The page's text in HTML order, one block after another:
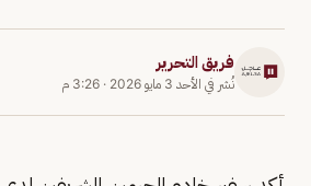
فريق التحرير
نُشر في الأحد 3 مايو 2026 · 3:26 م